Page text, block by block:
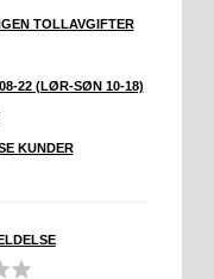
TOLLAVGIFTER
22 (LØR-SØN 10-18)
KUNDER